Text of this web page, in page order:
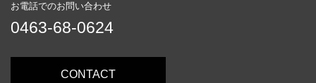
お電話でのお問い合わせ
0463-68-0624
CONTACT